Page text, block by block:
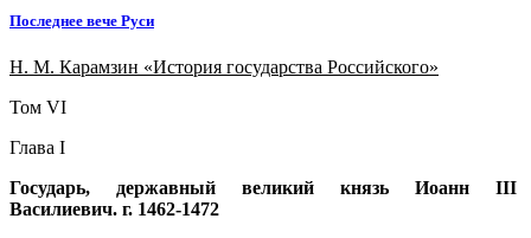
Последнее вече Руси
Н. М. Карамзин «История государства Российского»
Том VI
Глава I
Государь, державный великий князь Иоанн III
Василиевич. г. 1462-1472